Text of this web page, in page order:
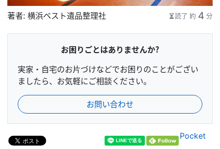
著者： 横浜ベスト遺品整理社 読了 約 4 分
お困りごとはありませんか？
実家・自宅のお片づけなどでお困りのことがござい
ましたら、お気軽にご相談ください。
お問い合わせ
Pocket